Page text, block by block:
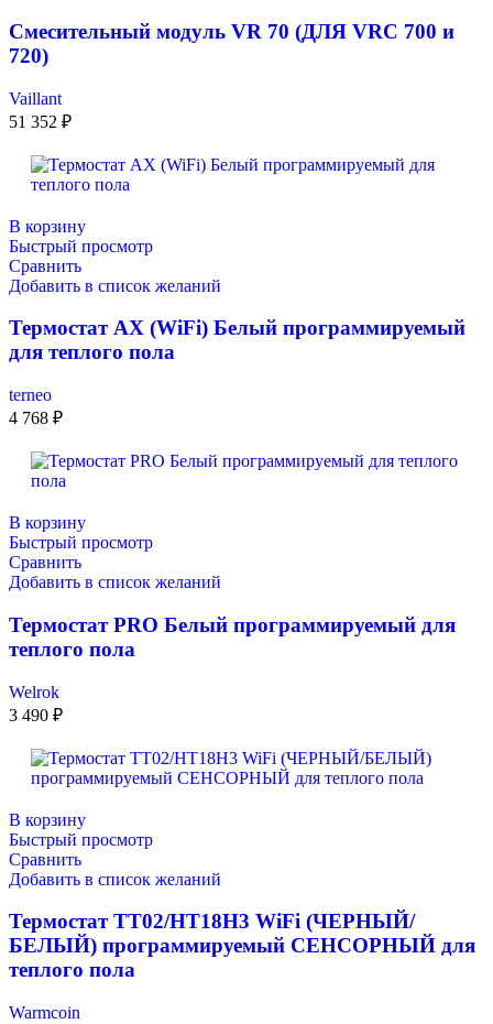
Смесительный модуль VR 70 (ДЛЯ VRC 700 и
720)
Vaillant
51 352 ₽
В корзину
Быстрый просмотр
Сравнить
Добавить в список желаний
Термостат AX (WiFi) Белый программируемый
для теплого пола
terneo
4 768 ₽
В корзину
Быстрый просмотр
Сравнить
Добавить в список желаний
Термостат PRO Белый программируемый для
теплого пола
Welrok
3 490 ₽
В корзину
Быстрый просмотр
Сравнить
Добавить в список желаний
Термостат TT02/HT18H3 WiFi (ЧЕРНЫЙ/
БЕЛЫЙ) программируемый СЕНСОРНЫЙ для
теплого пола
Warmcoin